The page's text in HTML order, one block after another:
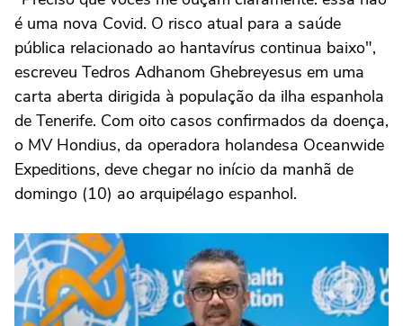
é uma nova Covid. O risco atual para a saúde
pública relacionado ao hantavírus continua baixo",
escreveu Tedros Adhanom Ghebreyesus em uma
carta aberta dirigida à população da ilha espanhola
de Tenerife. Com oito casos confirmados da doença,
o MV Hondius, da operadora holandesa Oceanwide
Expeditions, deve chegar no início da manhã de
domingo (10) ao arquipélago espanhol.